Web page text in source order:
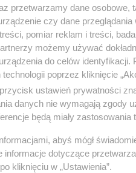
2 Obserwuj notkę
Rozmaitości
W Reszlu
Siukum Balala
przetwarzamy dane osobowe,
czy dane
pomiar reklam i treści,
możemy używać
do celów
poprzez kliknięcie
ustawień prywatności
danych nie wymagają zgody
będą miały zastosowania
abyś mógł
informacje dotyczące
kliknięciu w „Ustawienia”.